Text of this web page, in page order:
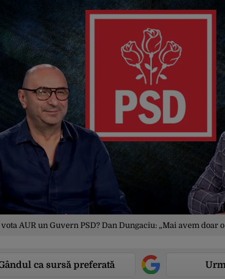
AUR un Guvern PSD? Dan Dungaciu: „Mai avem doar
ca sursă preferată